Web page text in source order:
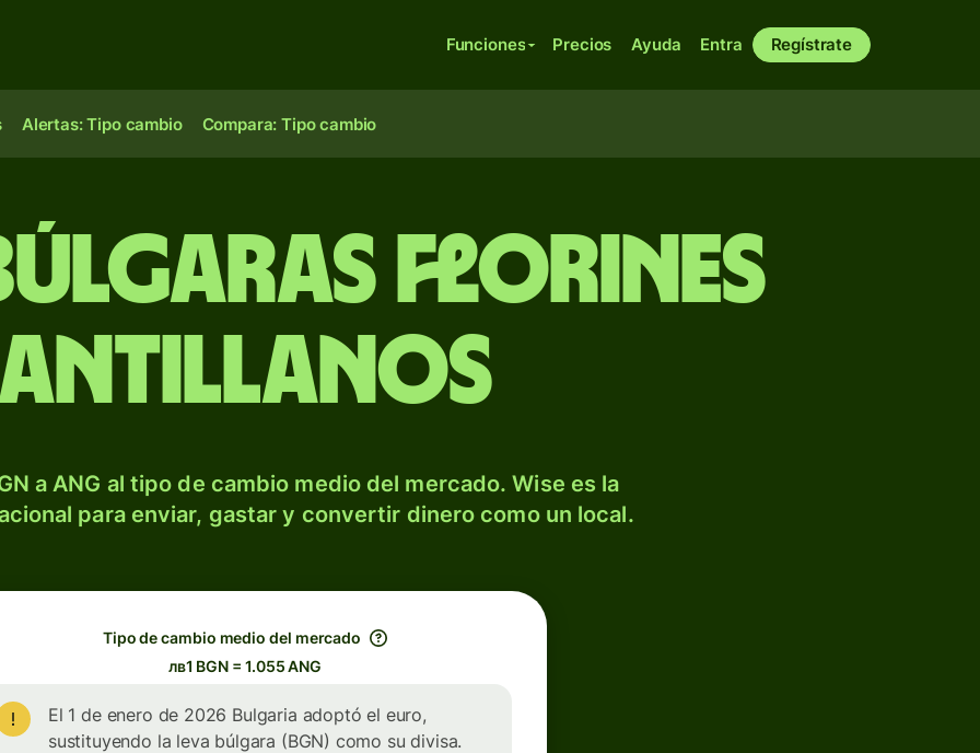
Funciones Precios Ayuda Entra Regístrate
Alertas: Tipo cambio Compara: Tipo cambio
florines
a ANG al tipo de cambio medio del mercado. Wise es la
para enviar, gastar y convertir dinero como un local.
Tipo de cambio medio del mercado
лв1 BGN = 1.055 ANG
El 1 de enero de 2026 Bulgaria adoptó el euro,
sustituyendo la leva búlgara (BGN) como su divisa.